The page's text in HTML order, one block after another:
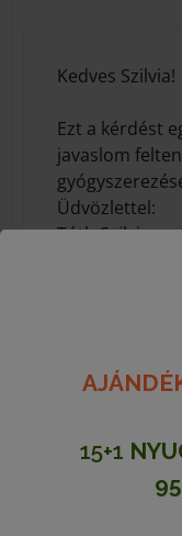
Kedves Szilvia!
Ezt a kérdést
javaslom
Üdvözlettel:
Tóth Szilvia
Üdv!
15+1
95